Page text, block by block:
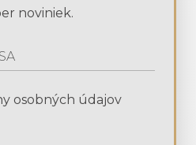
noviniek.
osobných údajov